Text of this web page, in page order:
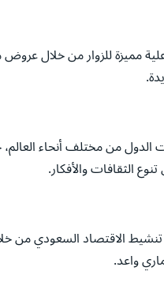
مميزة للزوار من خلال عروض
من مختلف أنحاء العالم،
الثقافات والأفكار.
الاقتصاد السعودي من
واعد.